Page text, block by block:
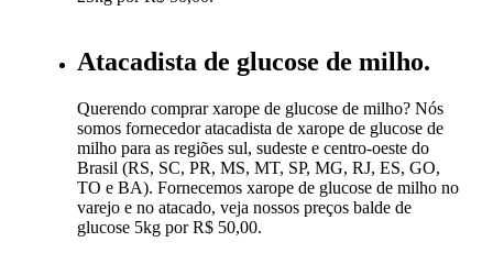
Atacadista de glucose de milho.
Querendo comprar xarope de glucose de milho? Nós
somos fornecedor atacadista de xarope de glucose de
milho para as regiões sul, sudeste e centro-oeste do
Brasil (RS, SC, PR, MS, MT, SP, MG, RJ, ES, GO,
TO e BA). Fornecemos xarope de glucose de milho no
varejo e no atacado, veja nossos preços balde de
glucose 5kg por R$ 50,00.